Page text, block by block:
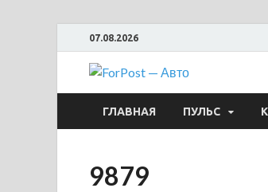
07.08.2026
ГЛАВНАЯ ПУЛЬС
9879